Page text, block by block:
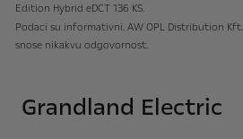
Edition Hybrid eDCT 136 KS.
Podaci su informativni. AW OPL Distribution
snose nikakvu odgovornost.
Grandland Electric